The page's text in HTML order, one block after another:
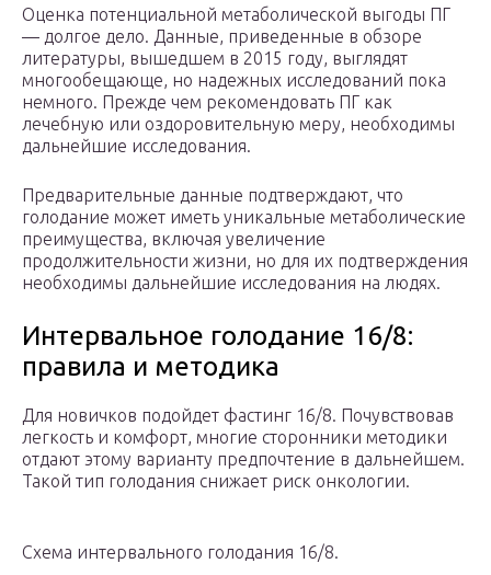
Оценка потенциальной метаболической выгоды ПГ
— долгое дело. Данные, приведенные в обзоре
литературы, вышедшем в 2015 году, выглядят
многообещающе, но надежных исследований пока
немного. Прежде чем рекомендовать ПГ как
лечебную или оздоровительную меру, необходимы
дальнейшие исследования.
Предварительные данные подтверждают, что
голодание может иметь уникальные метаболические
преимущества, включая увеличение
продолжительности жизни, но для их подтверждения
необходимы дальнейшие исследования на людях.
Интервальное голодание 16/8:
правила и методика
Для новичков подойдет фастинг 16/8. Почувствовав
легкость и комфорт, многие сторонники методики
отдают этому варианту предпочтение в дальнейшем.
Такой тип голодания снижает риск онкологии.
Схема интервального голодания 16/8.